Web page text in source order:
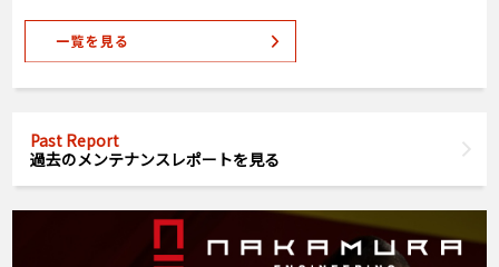
Past Report
過去のメンテナンスレポートを見る